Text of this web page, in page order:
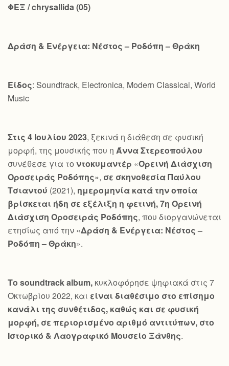
ΦΕΞ /chrysallida(05)
Δράση & Ενέργεια: Νέστος – Ροδόπη – Θράκη
Είδος: Soundtrack, Electronica, Modern Classical, World
Music
Στις 4 Ιουλίου 2023, ξεκινά η διάθεση σε φυσική
μορφή, της μουσικής που η Άννα Στερεοπούλου
συνέθεσε για το ντοκυμαντέρ «Ορεινή Διάσχιση
Οροσειράς Ροδόπης», σε σκηνοθεσία Παύλου
Τσιαντού (2021), ημερομηνία κατά την οποία
βρίσκεται ήδη σε εξέλιξη η φετινή, 7η Ορεινή
Διάσχιση Οροσειράς Ροδόπης, που διοργανώνεται
ετησίως από την «Δράση & Ενέργεια: Νέστος –
Ροδόπη – Θράκη».
Το soundtrackalbum, κυκλοφόρησε ψηφιακά στις 7
Οκτωβρίου 2022, και είναι διαθέσιμο στο επίσημο
κανάλι της συνθέτιδος, καθώς και σε φυσική
μορφή, σε περιορισμένο αριθμό αντιτύπων, στο
Ιστορικό & Λαογραφικό Μουσείο Ξάνθης.